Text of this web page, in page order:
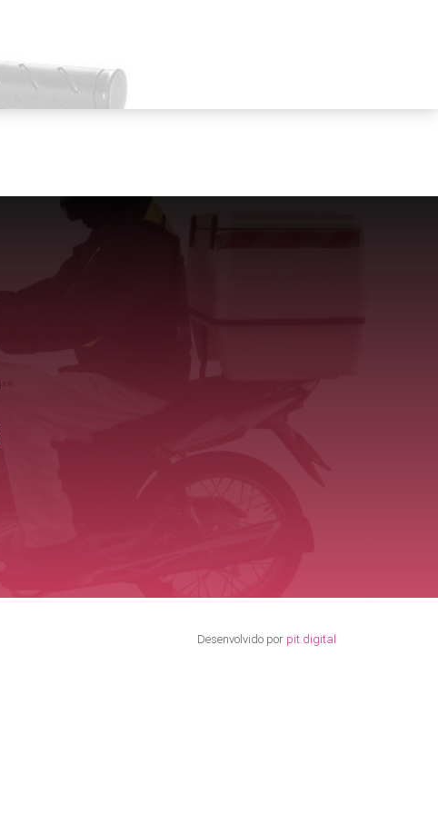
Desenvolvido por pit.digital